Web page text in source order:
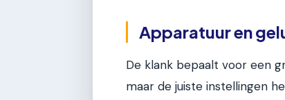
Apparatuur en
De klank bepaalt voor een
maar de juiste instellingen